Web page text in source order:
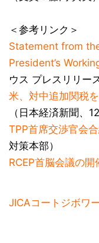
＜参考リンク＞
Statement from
President’s
ウス プレスリリー
米、対中追加関税
（日本経済新聞、
TPP首席交渉官会
対策本部）
RCEP首脳会議の開
JICAコートジボワ